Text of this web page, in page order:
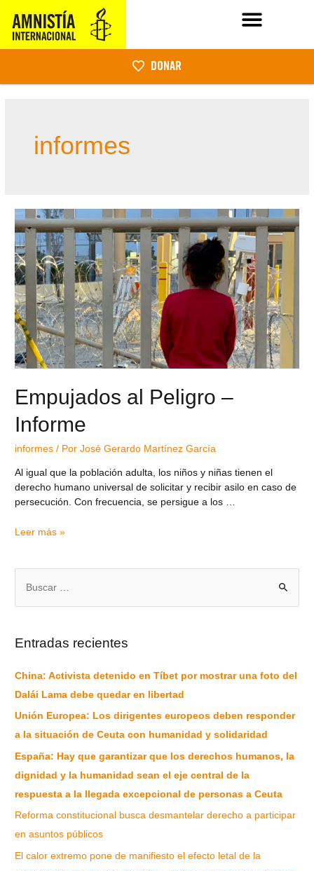
DONAR
informes
Empujados al Peligro –
Informe
informes / PorJosé Gerardo Martínez García
Al igual que la población adulta, los niños y niñas tienen el
derecho humano universal de solicitar y recibir asilo en caso de
persecución. Con frecuencia, se persigue a los …
Leer más »
Entradas recientes
China: Activista detenido en Tíbet por mostrar una foto del
Dalái Lama debe quedar en libertad
Unión Europea: Los dirigentes europeos deben responder
a la situación de Ceuta con humanidad y solidaridad
España: Hay que garantizar que los derechos humanos, la
dignidad y la humanidad sean el eje central de la
respuesta a la llegada excepcional de personas a Ceuta
Reforma constitucional busca desmantelar derecho a participar
en asuntos públicos
El calor extremo pone de manifiesto el efecto letal de la